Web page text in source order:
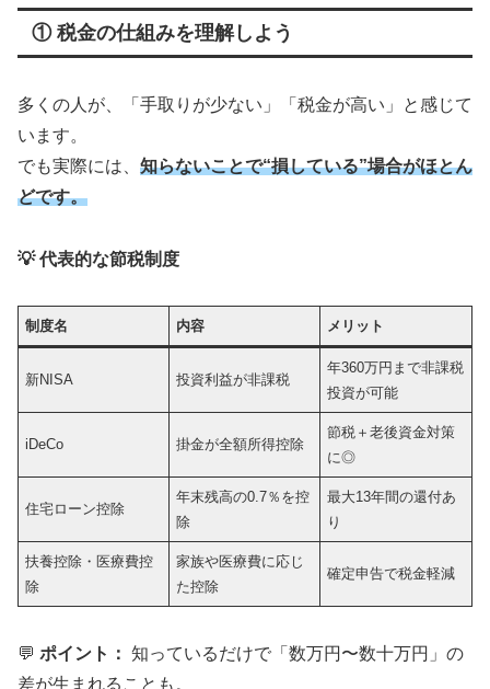
① 税金の仕組みを理解しよう
多くの人が、「手取りが少ない」「税金が高い」と感じて
います。
でも実際には、 知らないことで“損している”場合がほとん
どです。
💡 代表的な節税制度
制度名 内容 メリット
新NISA 投資利益が非課税
年360万円まで非課税
投資が可能
iDeCo 掛金が全額所得控除
節税＋老後資金対策
に◎
住宅ローン控除
年末残高の0.7％を控
除
最大13年間の還付あ
り
扶養控除・医療費控
除
家族や医療費に応じ
た控除
確定申告で税金軽減
💬 ポイント： 知っているだけで「数万円〜数十万円」の
差が生まれることも。